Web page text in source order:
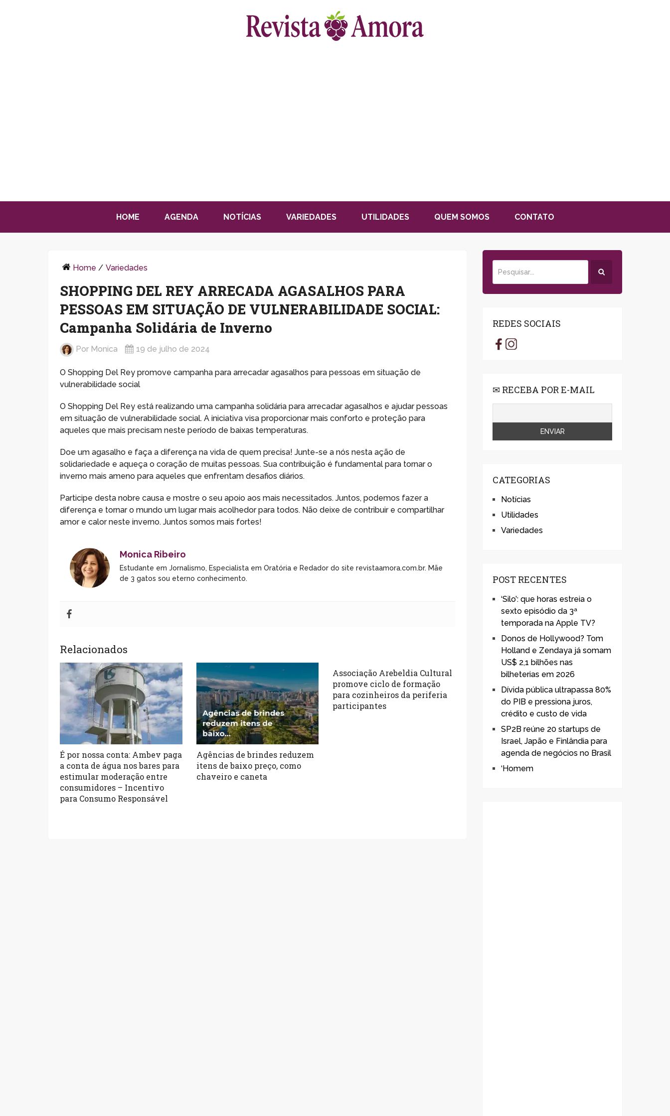
HOME AGENDA NOTÍCIAS VARIEDADES UTILIDADES QUEM SOMOS CONTATO
Home / Variedades
SHOPPING DEL REY ARRECADA AGASALHOS PARA
PESSOAS EM SITUAÇÃO DE VULNERABILIDADE SOCIAL:
Campanha Solidária de Inverno
Por Monica 19 de julho de 2024
O Shopping Del Rey promove campanha para arrecadar agasalhos para pessoas em situação de
vulnerabilidade social
O Shopping Del Rey está realizando uma campanha solidária para arrecadar agasalhos e ajudar pessoas
em situação de vulnerabilidade social. A iniciativa visa proporcionar mais conforto e proteção para
aqueles que mais precisam neste período de baixas temperaturas.
Doe um agasalho e faça a diferença na vida de quem precisa! Junte-se a nós nesta ação de
solidariedade e aqueça o coração de muitas pessoas. Sua contribuição é fundamental para tornar o
inverno mais ameno para aqueles que enfrentam desafios diários.
Participe desta nobre causa e mostre o seu apoio aos mais necessitados. Juntos, podemos fazer a
diferença e tornar o mundo um lugar mais acolhedor para todos. Não deixe de contribuir e compartilhar
amor e calor neste inverno. Juntos somos mais fortes!
Monica Ribeiro
Estudante em Jornalismo, Especialista em Oratória e Redador do site revistaamora.com.br. Mãe
de 3 gatos sou eterno conhecimento.
Relacionados
É por nossa conta: Ambev paga
a conta de água nos bares para
estimular moderação entre
consumidores – Incentivo
para Consumo Responsável
Agências de brindes reduzem
itens de baixo preço, como
chaveiro e caneta
Associação Arebeldia Cultural
promove ciclo de formação
para cozinheiros da periferia
participantes
REDES SOCIAIS
✉ RECEBA POR E-MAIL
CATEGORIAS
Notícias
Utilidades
Variedades
POST RECENTES
‘Silo’: que horas estreia o
sexto episódio da 3ª
temporada na Apple TV?
Donos de Hollywood? Tom
Holland e Zendaya já somam
US$ 2,1 bilhões nas
bilheterias em 2026
Dívida pública ultrapassa 80%
do PIB e pressiona juros,
crédito e custo de vida
SP2B reúne 20 startups de
Israel, Japão e Finlândia para
agenda de negócios no Brasil
‘Homem